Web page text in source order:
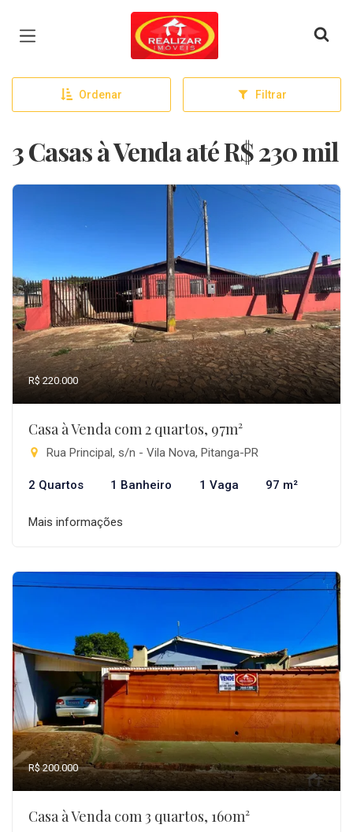
Página inicial
Ordenar Filtrar
3 Casas à Venda até R$ 230 mil
R$ 220.000
Casa à Venda com 2 quartos, 97m²
Rua Principal, s/n - Vila Nova, Pitanga-PR
2 Quartos 1 Banheiro 1 Vaga 97 m²
Mais informações
R$ 200.000
Casa à Venda com 3 quartos, 160m²